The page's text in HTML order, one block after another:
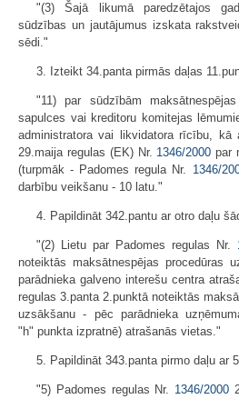
"(3) Šajā likumā paredzētajos
sūdzības un jautājumus izskata
sēdi."
3. Izteikt 34.panta pirmās daļas
"11) par sūdzībām
sapulces vai kreditoru komitejas
administratora vai likvidatora rīcību, kā
29.maija regulas (EK) Nr. 1346/2000 par
(turpmāk - Padomes regula Nr. 1346/
darbību veikšanu - 10 latu."
4. Papildināt 342.pantu ar otro daļu
"(2) Lietu par Padomes regulas Nr.
noteiktās maksātnespējas procedūras
parādnieka galveno interešu centra
regulas 3.panta 2.punktā noteiktās
uzsākšanu - pēc parādnieka
"h" punkta izpratnē) atrašanās vietas."
5. Papildināt 343.panta pirmo daļu ar
"5) Padomes regulas Nr. 1346/2000